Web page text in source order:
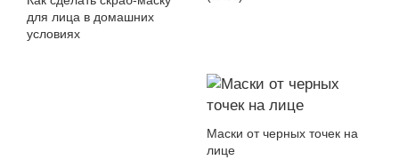
для лица в домашних
условиях
Маски от черных точек на
лице